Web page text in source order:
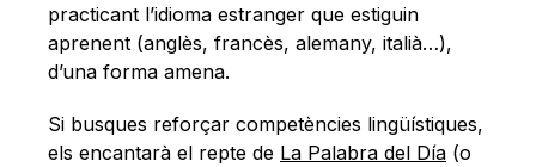
practicant l’idioma estranger que estiguin
aprenent (anglès, francès, alemany, italià…),
d’una forma amena.
Si busques reforçar competències lingüístiques,
els encantarà el repte de La Palabra del Día (o